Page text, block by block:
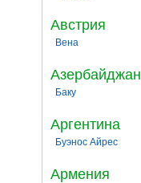
Австрия
Вена
Азербайджан
Баку
Аргентина
Буэнос Айрес
Армения